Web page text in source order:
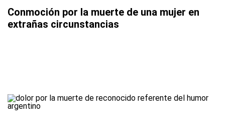
Conmoción por la muerte de una mujer en
extrañas circunstancias